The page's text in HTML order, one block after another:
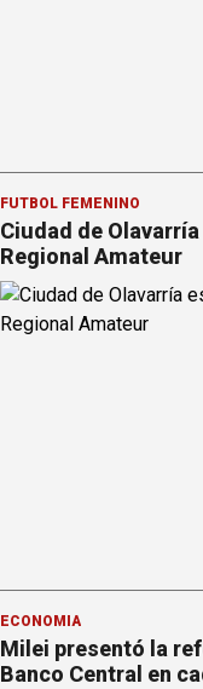
FÚTBOL FEMENINO
Ciudad de
Regional Amateur
ECONOMÍA
Milei presentó la
Banco Central en